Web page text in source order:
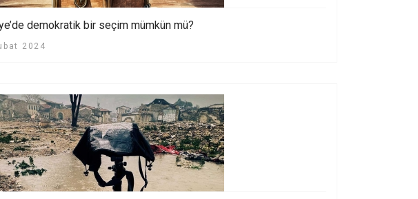
demokratik bir seçim mümkün mü?
2024